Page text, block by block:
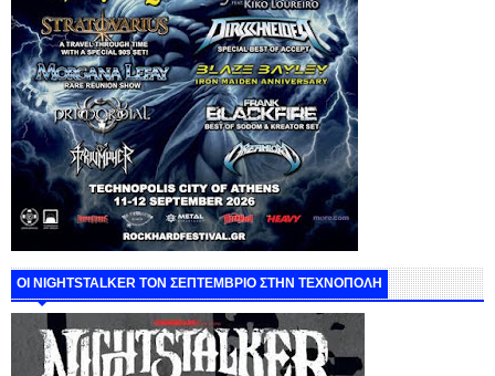
ΟΙ NIGHTSTALKER ΤΟΝ ΣΕΠΤΕΜΒΡΙΟ ΣΤΗΝ ΤΕΧΝΟΠΟΛΗ